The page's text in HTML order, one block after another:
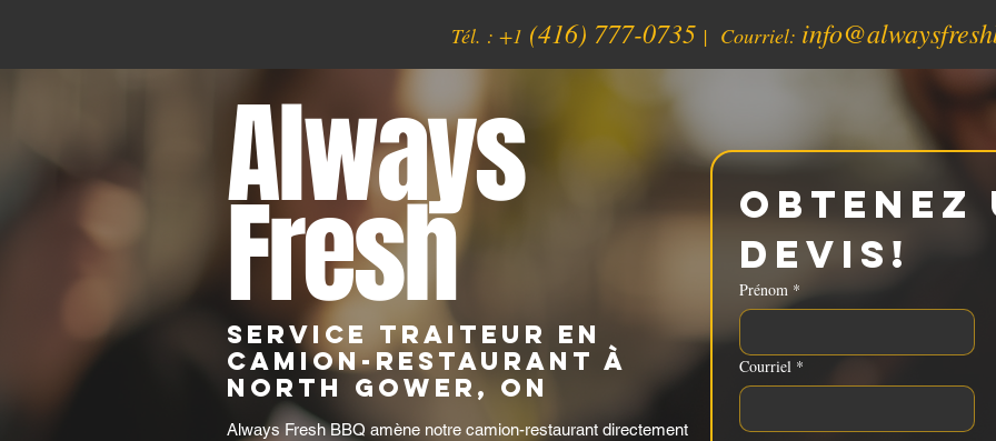
Tél. : +1 (416) 777-0735| Courriel:
Always
Fresh
Service traiteur en
camion-restaurant à
North Gower, ON
Always Fresh BBQ amène notre camion-restaurant directement
Obtenez
devis!
Prénom *
Courriel *